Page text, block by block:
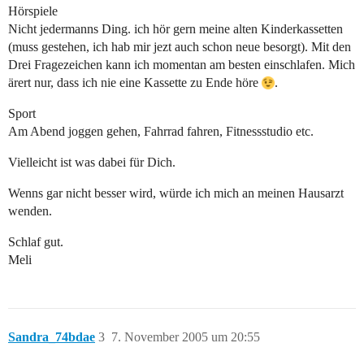
Hörspiele
Nicht jedermanns Ding. ich hör gern meine alten Kinderkassetten
(muss gestehen, ich hab mir jezt auch schon neue besorgt). Mit den
Drei Fragezeichen kann ich momentan am besten einschlafen. Mich
ärert nur, dass ich nie eine Kassette zu Ende höre
.
Sport
Am Abend joggen gehen, Fahrrad fahren, Fitnessstudio etc.
Vielleicht ist was dabei für Dich.
Wenns gar nicht besser wird, würde ich mich an meinen Hausarzt
wenden.
Schlaf gut.
Meli
Sandra_74bdae 7. November 2005 um 20:55
3